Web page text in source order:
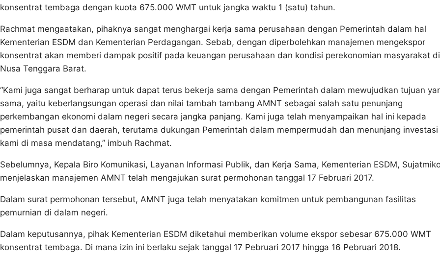
konsentrat tembaga dengan kuota 675.000 WMT untuk jangka waktu 1 (satu) tahun.
Rachmat mengaatakan, pihaknya sangat menghargai kerja sama perusahaan dengan Pemerintah dalam hal
Kementerian ESDM dan Kementerian Perdagangan. Sebab, dengan diperbolehkan manajemen mengekspor
konsentrat akan memberi dampak positif pada keuangan perusahaan dan kondisi perekonomian masyarakat di
Nusa Tenggara Barat.
“Kami juga sangat berharap untuk dapat terus bekerja sama dengan Pemerintah dalam mewujudkan tujuan
sama, yaitu keberlangsungan operasi dan nilai tambah tambang AMNT sebagai salah satu penunjang
perkembangan ekonomi dalam negeri secara jangka panjang. Kami juga telah menyampaikan hal ini kepada
pemerintah pusat dan daerah, terutama dukungan Pemerintah dalam mempermudah dan menunjang investasi
kami di masa mendatang,” imbuh Rachmat.
Sebelumnya, Kepala Biro Komunikasi, Layanan Informasi Publik, dan Kerja Sama, Kementerian ESDM,
menjelaskan manajemen AMNT telah mengajukan surat permohonan tanggal 17 Februari 2017.
Dalam surat permohonan tersebut, AMNT juga telah menyatakan komitmen untuk pembangunan fasilitas
pemurnian di dalam negeri.
Dalam keputusannya, pihak Kementerian ESDM diketahui memberikan volume ekspor sebesar 675.000 WMT
konsentrat tembaga. Di mana izin ini berlaku sejak tanggal 17 Pebruari 2017 hingga 16 Pebruari 2018.